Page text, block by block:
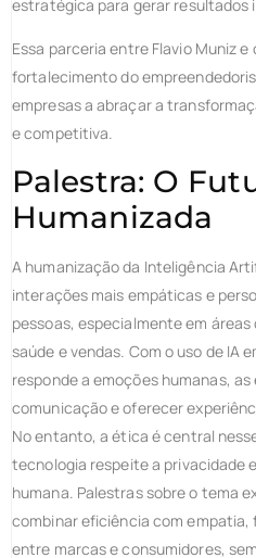
estratégica para gerar resultados
Essa parceria entre Flavio Muniz e
fortalecimento do
empresas a abraçar a
e competitiva.
Palestra: O
Humanizada
A humanização da Inteligência
interações mais empáticas e
pessoas, especialmente em
saúde e vendas. Com o uso de IA
responde a emoções humanas,
comunicação e oferecer
No entanto, a ética é central
tecnologia respeite a privacidade
humana. Palestras sobre o tema
combinar eficiência com
entre marcas e consumidores,